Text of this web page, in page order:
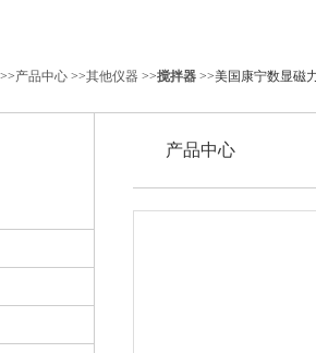
>>产品中心 >>其他仪器 >>搅拌器 >>美国康宁数显磁
产品中心